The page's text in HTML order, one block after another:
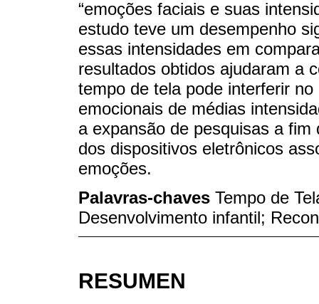
“emoções faciais e suas
estudo teve um desempenho
essas intensidades em
resultados obtidos ajudaram a
tempo de tela pode interferir
emocionais de médias
a expansão de pesquisas a
dos dispositivos eletrônicos
emoções.
Palavras-chaves Tempo de
Desenvolvimento infantil;
RESUMEN